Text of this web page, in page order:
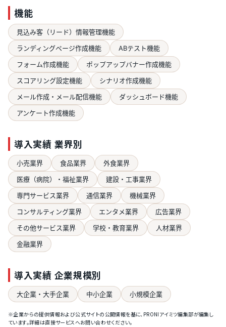
機能
見込み客（リード）情報管理機能
ランディングページ作成機能
ABテスト機能
フォーム作成機能
ポップアップバナー作成機能
スコアリング設定機能
シナリオ作成機能
メール作成・メール配信機能
ダッシュボード機能
アンケート作成機能
導入実績 業界別
小売業界 食品業界
外食業界
医療（病院）・福祉業界
建設・工事業界
専門サービス業界
通信業界
機械業界
コンサルティング業界
エンタメ業界
広告業界
その他サービス業界
学校・教育業界
人材業界
金融業界
導入実績 企業規模別
大企業・大手企業 中小企業 小規模企業
※企業からの提供情報および公式サイトの公開情報を基に、PRONIアイミツ編集部が編集し
ています。詳細は直接サービスへお問い合わせください。